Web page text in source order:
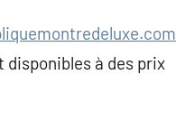
disponibles à des prix